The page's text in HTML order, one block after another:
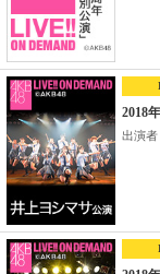
2018
出演者